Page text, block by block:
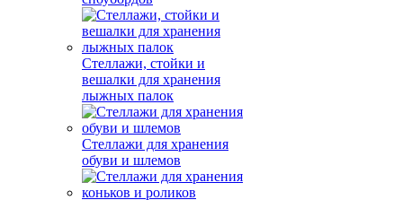
Стеллажи, стойки и
вешалки для хранения
лыжных палок
Стеллажи для хранения
обуви и шлемов